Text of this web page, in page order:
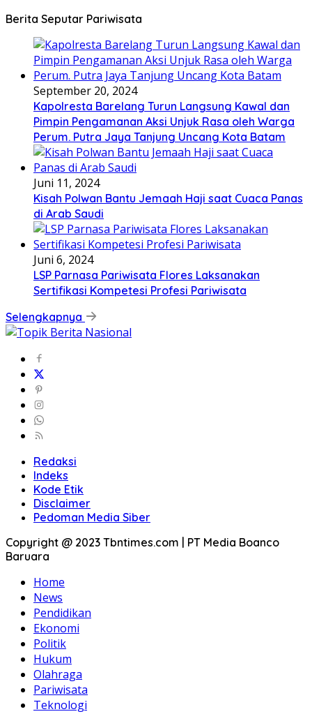
Berita Seputar Pariwisata
September 20, 2024
Kapolresta Barelang Turun Langsung Kawal dan
Pimpin Pengamanan Aksi Unjuk Rasa oleh Warga
Perum. Putra Jaya Tanjung Uncang Kota Batam
Juni 11, 2024
Kisah Polwan Bantu Jemaah Haji saat Cuaca Panas
di Arab Saudi
Juni 6, 2024
LSP Parnasa Pariwisata Flores Laksanakan
Sertifikasi Kompetesi Profesi Pariwisata
Selengkapnya
Redaksi
Indeks
Kode Etik
Disclaimer
Pedoman Media Siber
Copyright @ 2023 Tbntimes.com | PT Media Boanco
Baruara
Home
News
Pendidikan
Ekonomi
Politik
Hukum
Olahraga
Pariwisata
Teknologi